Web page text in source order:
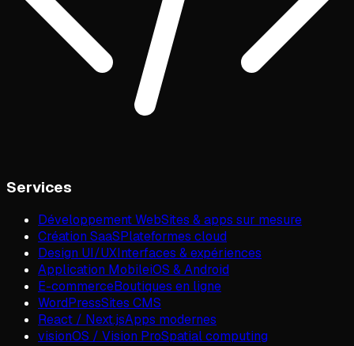
Services
Développement WebSites & apps sur mesure
Création SaaSPlateformes cloud
Design UI/UXInterfaces & expériences
Application MobileiOS & Android
E-commerceBoutiques en ligne
WordPressSites CMS
React / Next.jsApps modernes
visionOS / Vision ProSpatial computing